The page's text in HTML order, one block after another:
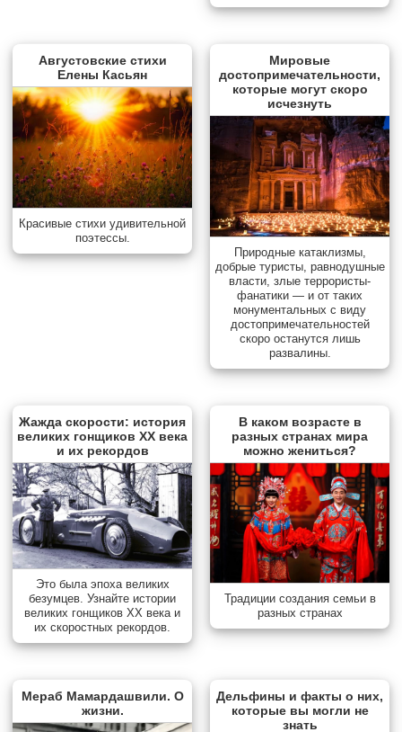
Августовские стихи
Елены Касьян
Красивые стихи удивительной
поэтессы.
Мировые
достопримечательности,
которые могут скоро
исчезнуть
Природные катаклизмы,
добрые туристы, равнодушные
власти, злые террористы-
фанатики — и от таких
монументальных с виду
достопримечательностей
скоро останутся лишь
развалины.
Жажда скорости: история
великих гонщиков XX века
и их рекордов
Это была эпоха великих
безумцев. Узнайте истории
великих гонщиков XX века и
их скоростных рекордов.
В каком возрасте в
разных странах мира
можно жениться?
Традиции создания семьи в
разных странах
Мераб Мамардашвили. О
жизни.
Дельфины и факты о них,
которые вы могли не
знать